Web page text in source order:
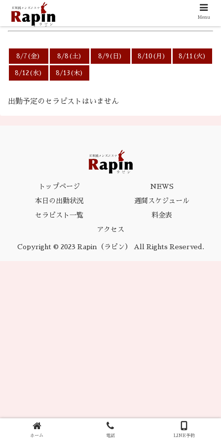
6/10(水)の出勤スケジュール
8/7(金) 8/8(土) 8/9(日) 8/10(月) 8/11(火)
8/12(水) 8/13(木)
出勤予定のセラピストはいません
トップページ NEWS
本日の出勤状況 週間スケジュール
セラピスト一覧 料金表
アクセス
Copyright © 2023 Rapin（ラピン） All Rights Reserved.
Menu
ホーム 電話 LINE予約